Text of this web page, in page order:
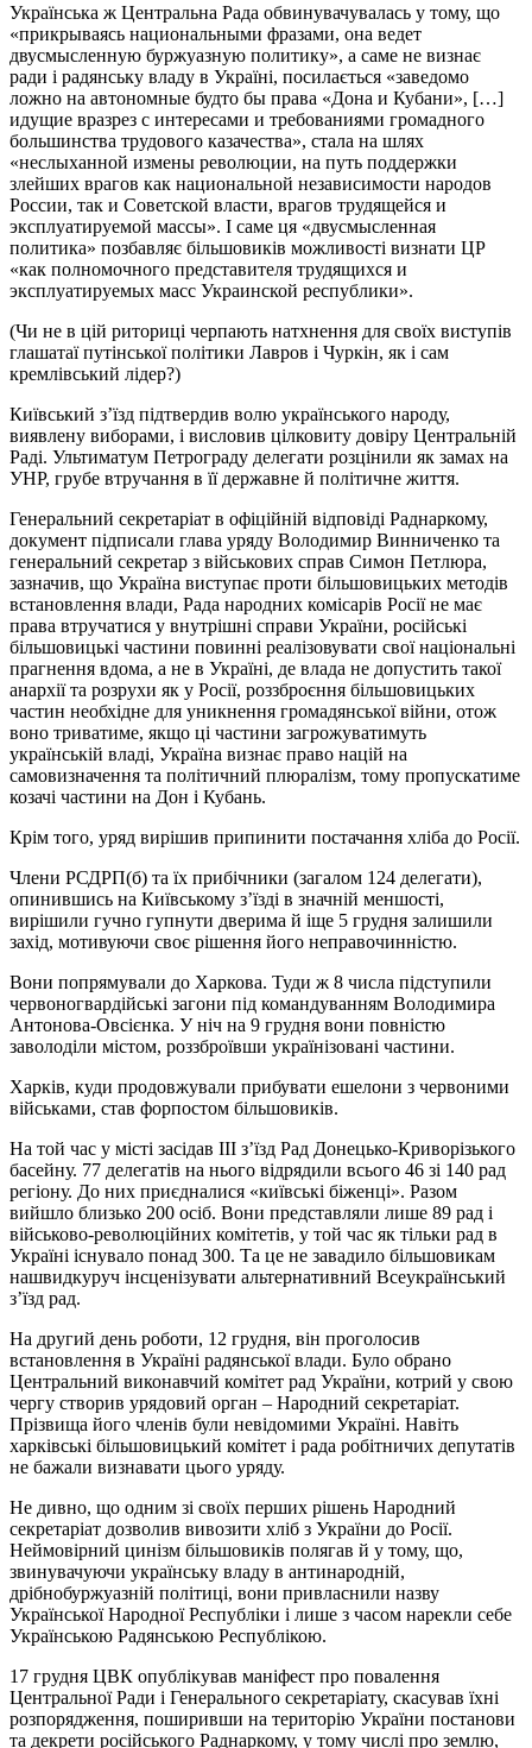
Українська ж Центральна Рада обвинувачувалась у тому, що
«прикрываясь национальными фразами, она ведет
двусмысленную буржуазную политику», а саме не визнає
ради і радянську владу в Україні, посилається «заведомо
ложно на автономные будто бы права «Дона и Кубани», […]
идущие вразрез с интересами и требованиями громадного
большинства трудового казачества», стала на шлях
«неслыханной измены революции, на путь поддержки
злейших врагов как национальной независимости народов
России, так и Советской власти, врагов трудящейся и
эксплуатируемой массы». І саме ця «двусмысленная
политика» позбавляє більшовиків можливості визнати ЦР
«как полномочного представителя трудящихся и
эксплуатируемых масс Украинской республики».
(Чи не в цій риториці черпають натхнення для своїх виступів
глашатаї путінської політики Лавров і Чуркін, як і сам
кремлівський лідер?)
Київський з’їзд підтвердив волю українського народу,
виявлену виборами, і висловив цілковиту довіру Центральній
Раді. Ультиматум Петрограду делегати розцінили як замах на
УНР, грубе втручання в її державне й політичне життя.
Генеральний секретаріат в офіційній відповіді Раднаркому,
документ підписали глава уряду Володимир Винниченко та
генеральний секретар з військових справ Симон Петлюра,
зазначив, що Україна виступає проти більшовицьких методів
встановлення влади, Рада народних комісарів Росії не має
права втручатися у внутрішні справи України, російські
більшовицькі частини повинні реалізовувати свої національні
прагнення вдома, а не в Україні, де влада не допустить такої
анархії та розрухи як у Росії, роззброєння більшовицьких
частин необхідне для уникнення громадянської війни, отож
воно триватиме, якщо ці частини загрожуватимуть
українській владі, Україна визнає право націй на
самовизначення та політичний плюралізм, тому пропускатиме
козачі частини на Дон і Кубань.
Крім того, уряд вирішив припинити постачання хліба до Росії.
Члени РСДРП(б) та їх прибічники (загалом 124 делегати),
опинившись на Київському з’їзді в значній меншості,
вирішили гучно гупнути дверима й іще 5 грудня залишили
захід, мотивуючи своє рішення його неправочинністю.
Вони попрямували до Харкова. Туди ж 8 числа підступили
червоногвардійські загони під командуванням Володимира
Антонова-Овсієнка. У ніч на 9 грудня вони повністю
заволоділи містом, роззброївши українізовані частини.
Харків, куди продовжували прибувати ешелони з червоними
військами, став форпостом більшовиків.
На той час у місті засідав III з’їзд Рад Донецько-Криворізького
басейну. 77 делегатів на нього відрядили всього 46 зі 140 рад
регіону. До них приєдналися «київські біженці». Разом
вийшло близько 200 осіб. Вони представляли лише 89 рад і
військово-революційних комітетів, у той час як тільки рад в
Україні існувало понад 300. Та це не завадило більшовикам
нашвидкуруч інсценізувати альтернативний Всеукраїнський
з’їзд рад.
На другий день роботи, 12 грудня, він проголосив
встановлення в Україні радянської влади. Було обрано
Центральний виконавчий комітет рад України, котрий у свою
чергу створив урядовий орган – Народний секретаріат.
Прізвища його членів були невідомими Україні. Навіть
харківські більшовицький комітет і рада робітничих депутатів
не бажали визнавати цього уряду.
Не дивно, що одним зі своїх перших рішень Народний
секретаріат дозволив вивозити хліб з України до Росії.
Неймовірний цинізм більшовиків полягав й у тому, що,
звинувачуючи українську владу в антинародній,
дрібнобуржуазній політиці, вони привласнили назву
Української Народної Республіки і лише з часом нарекли себе
Українською Радянською Республікою.
17 грудня ЦВК опублікував маніфест про повалення
Центральної Ради і Генерального секретаріату, скасував їхні
розпорядження, поширивши на територію України постанови
та декрети російського Раднаркому, у тому числі про землю,